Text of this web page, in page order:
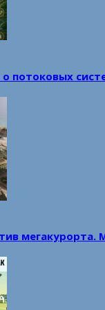
потоковых
мегакурорта.